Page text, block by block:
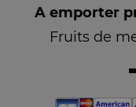
A emporter
Fruits de